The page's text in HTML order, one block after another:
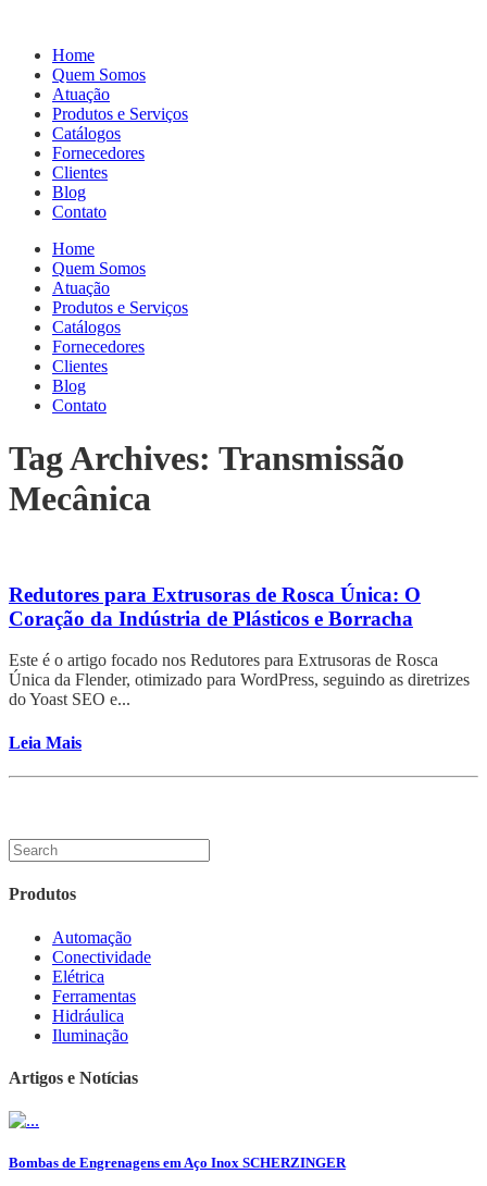
Home
Quem Somos
Atuação
Produtos e Serviços
Catálogos
Fornecedores
Clientes
Blog
Contato
Home
Quem Somos
Atuação
Produtos e Serviços
Catálogos
Fornecedores
Clientes
Blog
Contato
Tag Archives: Transmissão
Mecânica
Redutores para Extrusoras de Rosca Única: O
Coração da Indústria de Plásticos e Borracha
Este é o artigo focado nos Redutores para Extrusoras de Rosca
Única da Flender, otimizado para WordPress, seguindo as diretrizes
do Yoast SEO e...
Leia Mais
Produtos
Automação
Conectividade
Elétrica
Ferramentas
Hidráulica
Iluminação
Artigos e Notícias
Bombas de Engrenagens em Aço Inox SCHERZINGER